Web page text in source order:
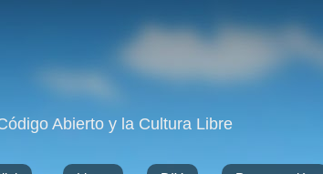
Abierto y la Cultura Libre